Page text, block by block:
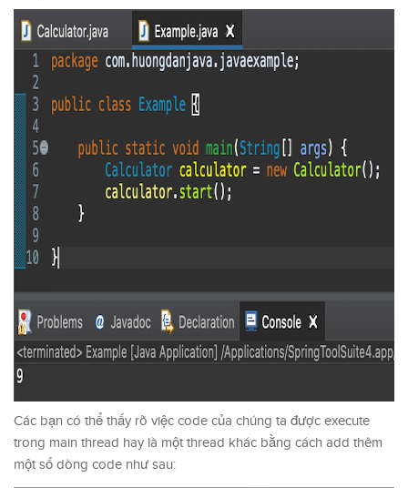
Các bạn có thể thấy rõ việc code của chúng ta được execute
trong main thread hay là một thread khác bằng cách add thêm
một số dòng code như sau: